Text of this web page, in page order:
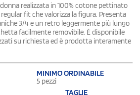
realizzata in 100% cotone pettinato
fit che valorizza la figura. Presenta
3/4 e un retro leggermente più lungo
facilmente removibile. È disponibile
su richiesta ed è prodotta interamente
MINIMO ORDINABILE
5 pezzi
TAGLIE